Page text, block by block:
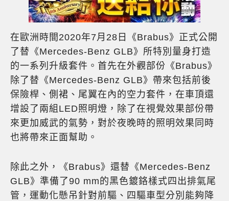
在歐洲時間2020年7月28日《Brabus》正式公開
了替《Mercedes-Benz GLB》所特別量身打造
的一系列升級套件。首先在外觀部份《Brabus》
除了替《Mercedes-Benz GLB》帶來包括前後
保險桿、側裙、尾翼在內的空力套件，在車頂還
增設了兩組LED照明燈，除了在視覺效果部份帶
來更加威武的氣勢，對於夜晚時的照明效果同時
也將帶來正面幫助。
除此之外，《Brabus》還替《Mercedes-Benz
GLB》準備了90 mm的黑色鍍鉻樣式四出排氣尾
管，運動化懸吊針對前驅、四驅車型分別能夠降